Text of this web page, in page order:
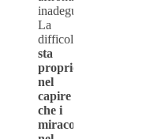
inadeguatamente.
La
difficoltà
sta
proprio
nel
capire
che i
miracoli,